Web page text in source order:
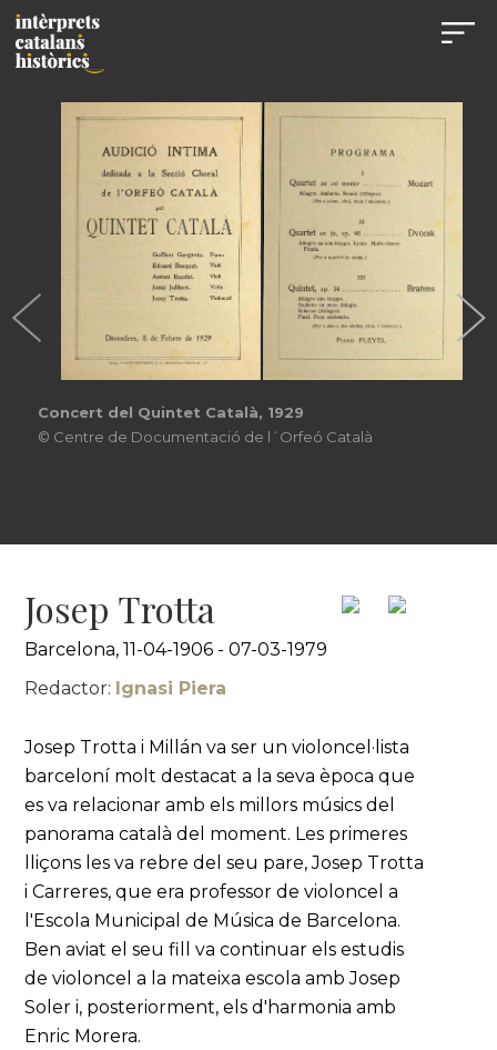
Concert del Quintet Català, 1929
© Centre de Documentació de l´Orfeó Català
Josep Trotta
Barcelona, 11-04-1906 - 07-03-1979
Redactor: Ignasi Piera
Josep Trotta i Millán va ser un violoncel·lista
barceloní molt destacat a la seva època que
es va relacionar amb els millors músics del
panorama català del moment. Les primeres
lliçons les va rebre del seu pare, Josep Trotta
i Carreres, que era professor de violoncel a
l'Escola Municipal de Música de Barcelona.
Ben aviat el seu fill va continuar els estudis
de violoncel a la mateixa escola amb Josep
Soler i, posteriorment, els d'harmonia amb
Enric Morera.